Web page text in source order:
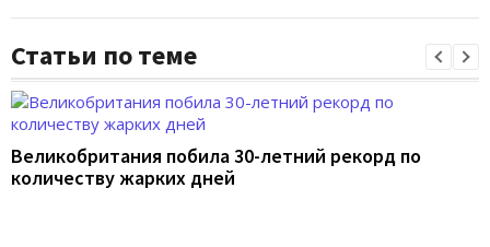
Статьи по теме
Великобритания побила 30-летний рекорд по
количеству жарких дней